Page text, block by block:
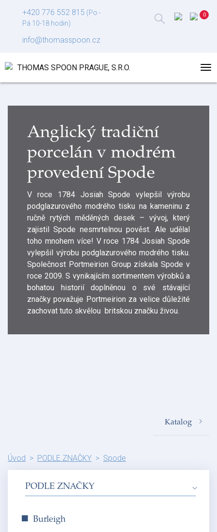
+420 776 552 815 (Po -
Pá 10-18 hodin)
info@thomasspoon.cz
Anglický tradiční
porcelán v modrém
provedení Spode
V roce 1784 Josiah Spode vylepšil výrobu
podglazurového modrého tisku na kameninu z
ručně rytých měděných desek – vývoj, který
zajistil Spode nesmrtelnou pověst. Ale udělal
toho mnohem více! V roce 1784 Josiah Spode
vylepšil výrobu podglazurového modrého tisku.
Společnost Portmeirion Group získala Spode v
roce 2009. S vynikajícím sortimentem výrobků a
bohatou historií doplněnou o své stávající
značky považuje Portmeirion za velice důležité
zachovat tuto skvělou britskou značku živou.
Katalog
Úvod PODLE ZNAČKY Spode
PODLE ZNAČKY
Burleigh